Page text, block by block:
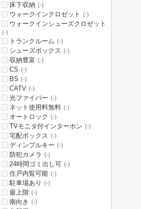
床下収納 (-)
ウォークインクロゼット (-)
ウォークインシューズクロゼット
(-)
トランクルーム (-)
シューズボックス (-)
収納豊富 (-)
CS (-)
BS (-)
CATV (-)
光ファイバー (-)
ネット使用料無料 (-)
オートロック (-)
TVモニタ付インターホン (-)
宅配ボックス (-)
ディンプルキー (-)
防犯カメラ (-)
24時間ゴミ出し可 (-)
住戸内覧可能 (-)
駐車場あり (-)
最上階 (-)
南向き (-)